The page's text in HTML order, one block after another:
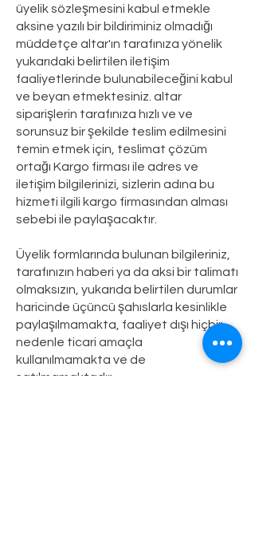
üyelik sözleşmesini kabul etmekle
aksine yazılı bir bildiriminiz olmadığı
müddetçe altar'ın tarafınıza yönelik
yukarıdaki belirtilen iletişim
faaliyetlerinde bulunabileceğini kabul
ve beyan etmektesiniz. altar
siparişlerin tarafınıza hızlı ve ve
sorunsuz bir şekilde teslim edilmesini
temin etmek için, teslimat çözüm
ortağı Kargo firması ile adres ve
iletişim bilgilerinizi, sizlerin adına bu
hizmeti ilgili kargo firmasından alması
sebebi ile paylaşacaktır.
Üyelik formlarında bulunan bilgileriniz,
tarafınızın haberi ya da aksi bir talimatı
olmaksızın, yukarıda belirtilen durumlar
haricinde üçüncü şahıslarla kesinlikle
paylaşılmamakta, faaliyet dışı hiçbir
nedenle ticari amaçla
kullanılmamakta ve de
satılmamaktadır.